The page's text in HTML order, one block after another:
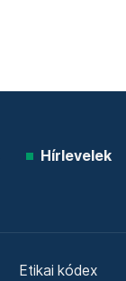
Hírlevelek
Etikai kódex